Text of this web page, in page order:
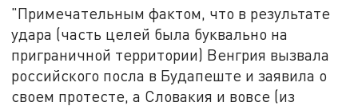
"Примечательным фактом, что в результате
удара (часть целей была буквально на
приграничной территории) Венгрия вызвала
российского посла в Будапеште и заявила о
своем протесте, а Словакия и вовсе (из